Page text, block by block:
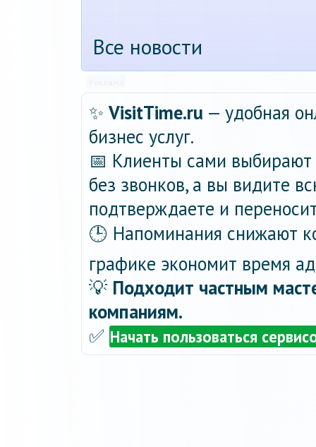
Все новости
✨ VisitTime.ru — удобная
бизнес услуг.
📅 Клиенты сами
без звонков, а вы видите
подтверждаете и
🕒 Напоминания снижают
графике экономит время
💡 Подходит частным
компаниям.
✅ Начать пользоваться